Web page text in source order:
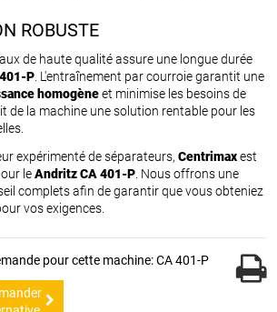
ROBUSTE
de haute qualité assure une longue durée
P. L'entraînement par courroie garantit une
homogèneet minimise les besoins de
de la machine une solution rentable pour les
expérimenté de séparateurs, Centrimaxest
leAndritz CA 401-P. Nous offrons une
complets afin de garantir que vous obteniez
vos exigences.
pour cette machine: CA 401-P